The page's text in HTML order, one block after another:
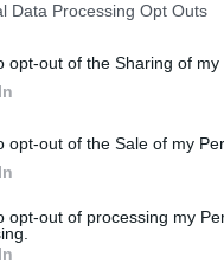
Data Processing Opt Outs
opt-out of the Sharing of my
opt-out of the Sale of my
opt-out of processing my
néked köszöntésed ez
BÉKEKÖVET!